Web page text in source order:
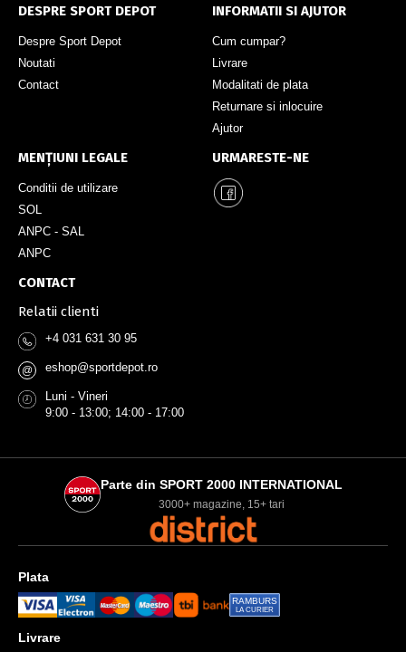
DESPRE SPORT DEPOT
Despre Sport Depot
Noutati
Contact
INFORMATII SI AJUTOR
Cum cumpar?
Livrare
Modalitati de plata
Returnare si inlocuire
Ajutor
MENȚIUNI LEGALE
Conditii de utilizare
SOL
ANPC - SAL
ANPC
URMARESTE-NE
CONTACT
Relatii clienti
+4 031 631 30 95
@ eshop@sportdepot.ro
Luni - Vineri
9:00 - 13:00; 14:00 - 17:00
Parte din SPORT 2000 INTERNATIONAL
3000+ magazine, 15+ tari
Plata
RAMBURS
LA CURIER
Livrare